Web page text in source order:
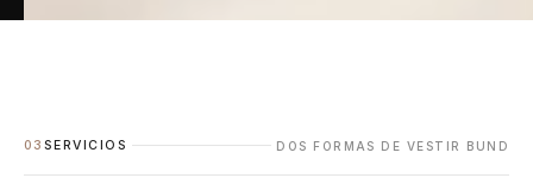
03 SERVICIOS DOS FORMAS DE VESTIR BUND